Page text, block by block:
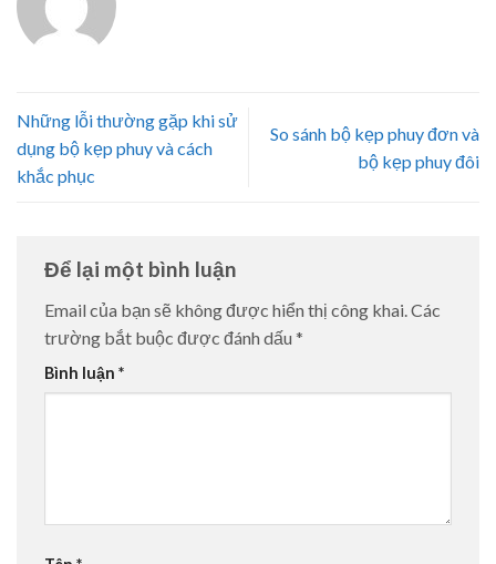
Những lỗi thường gặp khi sử
dụng bộ kẹp phuy và cách
khắc phục
So sánh bộ kẹp phuy đơn và
bộ kẹp phuy đôi
Để lại một bình luận
Email của bạn sẽ không được hiển thị công khai.Các
trường bắt buộc được đánh dấu *
Bình luận *